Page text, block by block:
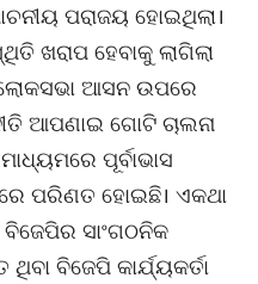
ପରାଜୟ ହୋଇଥିଲା।
ଖରାପ ହେବାକୁ ଲାଗିଲା
ଲୋକସଭା ଆସନ ଉପରେ
ଆପଣାଇ ଗୋଟି ଚାଲନା
ପୂର୍ବାଭାସ
ପରିଣତ ହୋଇଛି। ଏକଥା
ସାଂଗଠନିକ
ବିଜେପି କାର୍ଯ୍ୟକର୍ତା